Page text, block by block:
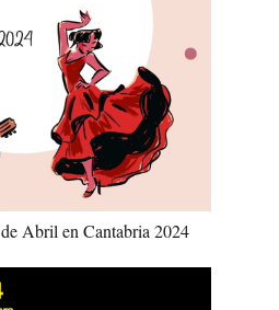
Abril en Cantabria 2024